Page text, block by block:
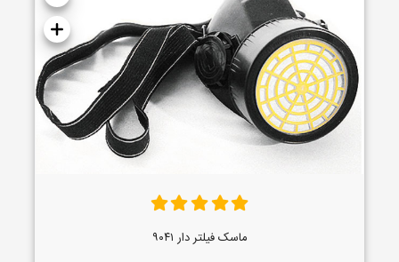
ماسک فیلتر دار ۹۰۴۱